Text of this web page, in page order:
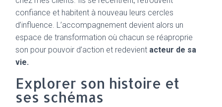
confiance et habitent à nouveau leurs cercles
d’influence. L’accompagnement devient alors un
espace de transformation où chacun se réaproprie
son pour pouvoir d’action et redevient acteur de sa
vie.
Explorer son histoire et
ses schémas